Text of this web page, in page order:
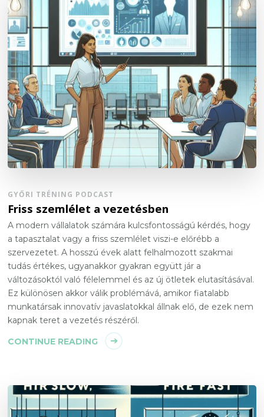
GYŐRI TRÉNING PODCAST
Friss szemlélet a vezetésben
A modern vállalatok számára kulcsfontosságú kérdés, hogy
a tapasztalat vagy a friss szemlélet viszi-e előrébb a
szervezetet. A hosszú évek alatt felhalmozott szakmai
tudás értékes, ugyanakkor gyakran együtt jár a
változásoktól való félelemmel és az új ötletek elutasításával.
Ez különösen akkor válik problémává, amikor fiatalabb
munkatársak innovatív javaslatokkal állnak elő, de ezek nem
kapnak teret a vezetés részéről.
CONTINUE READING